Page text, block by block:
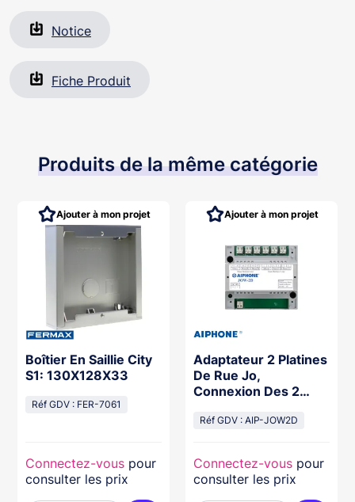
Notice
Fiche Produit
Produits de la même catégorie
Boîtier En Saillie City
S1: 130X128X33
Réf GDV : FER-7061
Connectez-vous pour
consulter les prix
Ajouter à mon projet
Adaptateur 2 Platines
De Rue Jo,
Connexion Des 2
Seul Jo1Mdw
Réf GDV : AIP-JOW2D
Connectez-vous pour
consulter les prix
Ajouter à mon projet